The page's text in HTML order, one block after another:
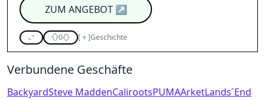
ZUM ANGEBOT↗
0 [+]Geschichte
Verbundene Geschäfte
BackyardSteve MaddenCalirootsPUMAArketLands´End